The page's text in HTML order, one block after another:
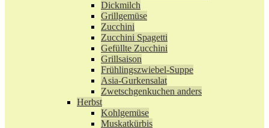
Dickmilch
Grillgemüse
Zucchini
Zucchini Spagetti
Gefüllte Zucchini
Grillsaison
Frühlingszwiebel-Suppe
Asia-Gurkensalat
Zwetschgenkuchen anders
Herbst
Kohlgemüse
Muskatkürbis